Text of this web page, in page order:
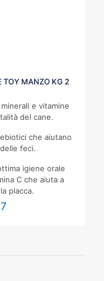
TOY MANZO KG 2
e vitamine
del cane.
che aiutano
feci.
igiene orale
C che aiuta a
placca.